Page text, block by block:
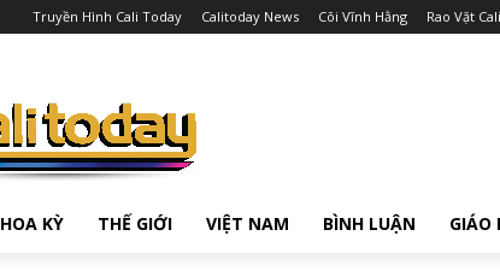
Truyền Hình Cali Today Calitoday News Cõi Vĩnh Hằng Rao Vặt
HOA KỲ THẾ GIỚI VIỆT NAM BÌNH LUẬN GIÁO